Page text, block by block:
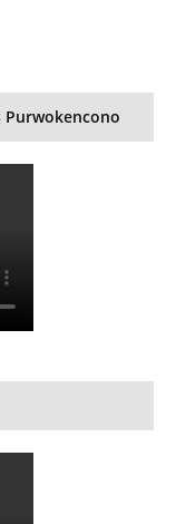
Purwokencono